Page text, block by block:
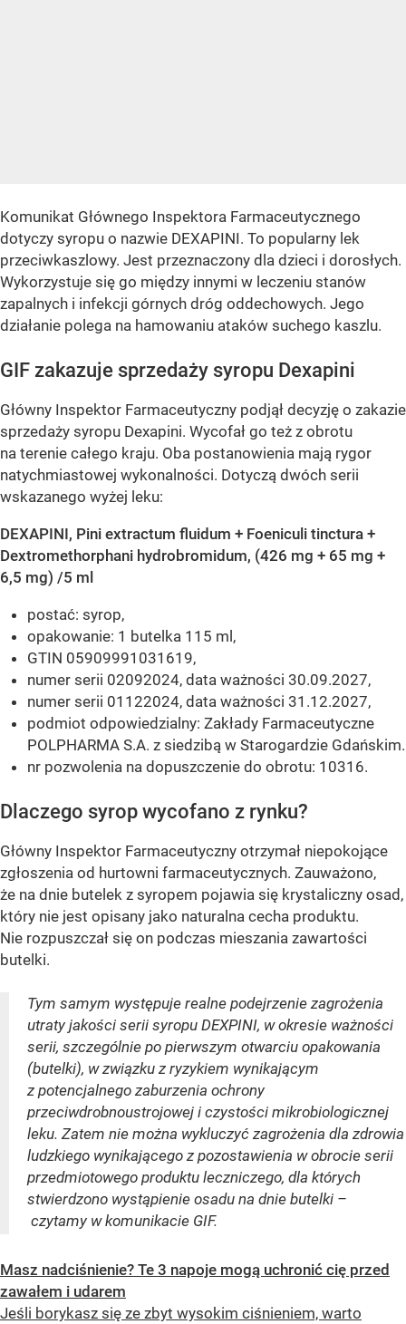
Komunikat Głównego Inspektora Farmaceutycznego
dotyczy syropu o nazwie DEXAPINI. To popularny lek
przeciwkaszlowy. Jest przeznaczony dla dzieci i dorosłych.
Wykorzystuje się go między innymi w leczeniu stanów
zapalnych i infekcji górnych dróg oddechowych. Jego
działanie polega na hamowaniu ataków suchego kaszlu.
GIF zakazuje sprzedaży syropu Dexapini
Główny Inspektor Farmaceutyczny podjął decyzję o zakazie
sprzedaży syropu Dexapini. Wycofał go też z obrotu
na terenie całego kraju. Oba postanowienia mają rygor
natychmiastowej wykonalności. Dotyczą dwóch serii
wskazanego wyżej leku:
DEXAPINI, Pini extractum fluidum + Foeniculi tinctura +
Dextromethorphani hydrobromidum, (426 mg + 65 mg +
6,5 mg) /5 ml
postać: syrop,
opakowanie: 1 butelka 115 ml,
GTIN 05909991031619,
numer serii 02092024, data ważności 30.09.2027,
numer serii 01122024, data ważności 31.12.2027,
podmiot odpowiedzialny: Zakłady Farmaceutyczne
POLPHARMA S.A. z siedzibą w Starogardzie Gdańskim.
nr pozwolenia na dopuszczenie do obrotu: 10316.
Dlaczego syrop wycofano z rynku?
Główny Inspektor Farmaceutyczny otrzymał niepokojące
zgłoszenia od hurtowni farmaceutycznych. Zauważono,
że na dnie butelek z syropem pojawia się krystaliczny osad,
który nie jest opisany jako naturalna cecha produktu.
Nie rozpuszczał się on podczas mieszania zawartości
butelki.
Tym samym występuje realne podejrzenie zagrożenia
utraty jakości serii syropu DEXPINI, w okresie ważności
serii, szczególnie po pierwszym otwarciu opakowania
(butelki), w związku z ryzykiem wynikającym
z potencjalnego zaburzenia ochrony
przeciwdrobnoustrojowej i czystości mikrobiologicznej
leku. Zatem nie można wykluczyć zagrożenia dla zdrowia
ludzkiego wynikającego z pozostawienia w obrocie serii
przedmiotowego produktu leczniczego, dla których
stwierdzono wystąpienie osadu na dnie butelki –
czytamy w komunikacie GIF.
Masz nadciśnienie? Te 3 napoje mogą uchronić cię przed
zawałem i udarem
Jeśli borykasz się ze zbyt wysokim ciśnieniem, warto